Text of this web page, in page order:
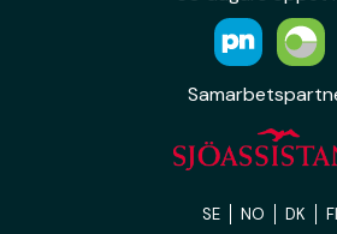
SE NO DK FI